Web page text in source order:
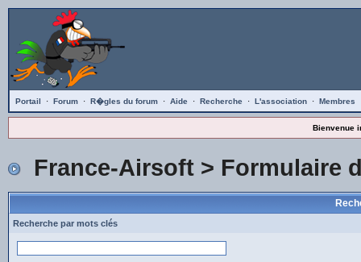
Portail · Forum · R�gles du forum · Aide · Recherche · L'association · Membres
Bienvenue
France-Airsoft> Formulaire
Recherche par mots clés